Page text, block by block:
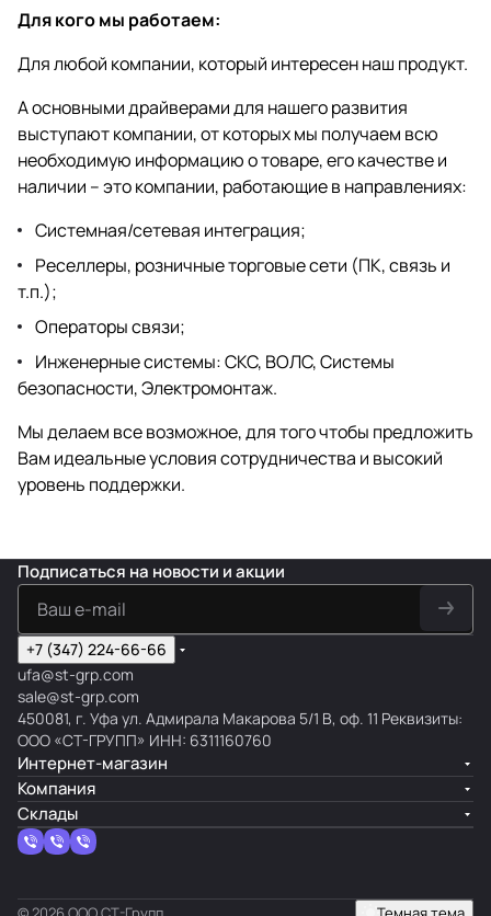
Для кого мы работаем:
Для любой компании, который интересен наш продукт.
А основными драйверами для нашего развития
выступают компании, от которых мы получаем всю
необходимую информацию о товаре, его качестве и
наличии – это компании, работающие в направлениях:
Системная/сетевая интеграция;
Реселлеры, розничные торговые сети (ПК, связь и
т.п.);
Операторы связи;
Инженерные системы: СКС, ВОЛС, Системы
безопасности, Электромонтаж.
Мы делаем все возможное, для того чтобы предложить
Вам идеальные условия сотрудничества и высокий
уровень поддержки.
Подписаться на новости и акции
+7 (347) 224-66-66
ufa@st-grp.com
sale@st-grp.com
450081, г. Уфа ул. Адмирала Макарова 5/1 В, оф. 11 Реквизиты:
ООО «СТ-ГРУПП» ИНН: 6311160760
Интернет-магазин
Компания
Склады